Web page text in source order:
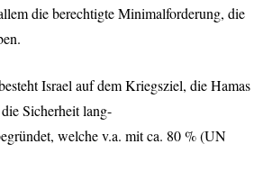
die berechtigte Minimalforderung, die
Israel auf dem Kriegsziel, die Hamas
Sicherheit lang-
welche v.a. mit ca. 80 % (UN